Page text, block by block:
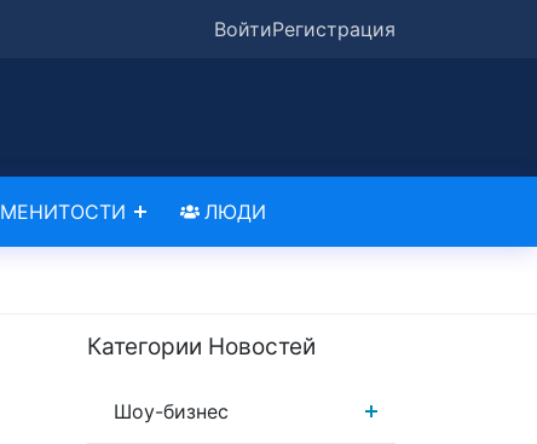
ВойтиРегистрация
ЛЮДИ
Категории Новостей
Шоу-бизнес